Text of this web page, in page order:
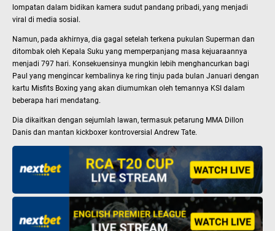
lompatan dalam bidikan kamera sudut pandang pribadi, yang menjadi
viral di media sosial.
Namun, pada akhirnya, dia gagal setelah terkena pukulan Superman dan
ditombak oleh Kepala Suku yang memperpanjang masa kejuaraannya
menjadi 797 hari. Konsekuensinya mungkin lebih menghancurkan bagi
Paul yang mengincar kembalinya ke ring tinju pada bulan Januari dengan
kartu Misfits Boxing yang akan diumumkan oleh temannya KSI dalam
beberapa hari mendatang.
Dia dikaitkan dengan sejumlah lawan, termasuk petarung MMA Dillon
Danis dan mantan kickboxer kontroversial Andrew Tate.